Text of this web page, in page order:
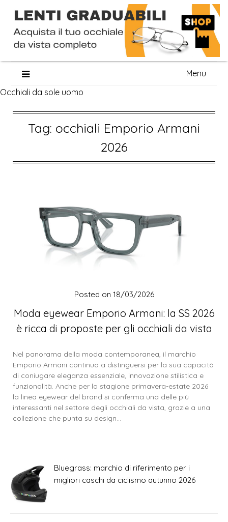
content
Menu
Occhiali da sole uomo
Tag: occhiali Emporio Armani
2026
Moda eyewear Emporio Armani: la SS 2026
è ricca di proposte per gli occhiali da vista
Posted on 18/03/2026
Nel panorama della moda contemporanea, il marchio
Emporio Armani continua a distinguersi per la sua capacità
di coniugare eleganza essenziale, innovazione stilistica e
funzionalità. Anche per la stagione primavera-estate 2026
la linea eyewear del brand si conferma una delle più
interessanti nel settore degli occhiali da vista, grazie a una
collezione che punta su design…
Bluegrass: marchio di riferimento per i
migliori caschi da ciclismo autunno 2026